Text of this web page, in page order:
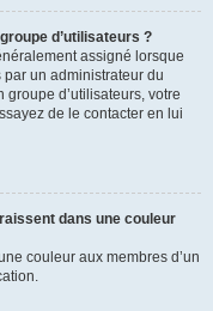
d’utilisateurs ?
assigné lorsque
par un administrateur du
groupe d’utilisateurs, votre
de le contacter en lui
dans une couleur
couleur aux membres d’un